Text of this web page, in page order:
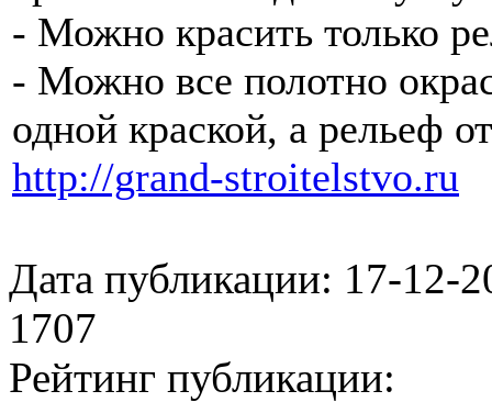
- Можно красить только
- Можно все полотно
одной краской, а рельеф
http://grand-stroitelstvo.ru
Дата публикации: 17-
1707
Рейтинг публикации: